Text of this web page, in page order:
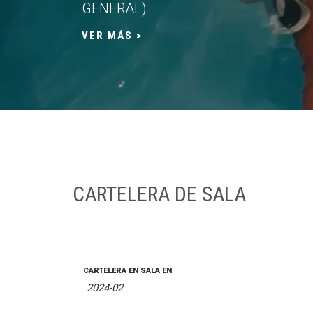
GENERAL)
VER MÁS >
CARTELERA DE SALA
CARTELERA EN SALA EN